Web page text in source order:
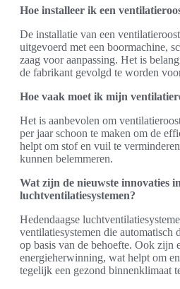
Hoe installeer ik een
De installatie van een
uitgevoerd met een boormachine,
zaag voor aanpassing. Het is
de fabrikant gevolgd te worden
Hoe vaak moet ik mijn
Het is aanbevolen om
per jaar schoon te maken om de
helpt om stof en vuil te
kunnen belemmeren.
Wat zijn de nieuwste innovaties in
luchtventilatiesystemen?
Hedendaagse
ventilatiesystemen die automatisch
op basis van de behoefte. Ook zijn
energieherwinning, wat helpt om
tegelijk een gezond binnenklimaat